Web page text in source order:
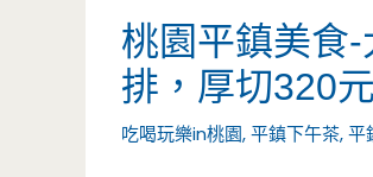
桃園平鎮美食
排，厚切320
吃喝玩樂in桃園,平鎮下午茶,平